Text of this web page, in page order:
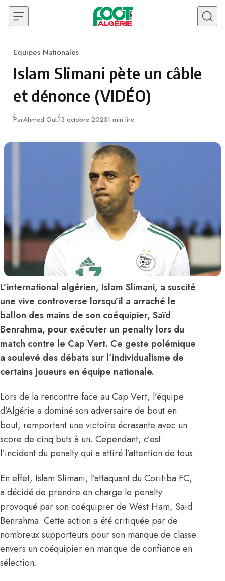
Skip to content
Category
Equipes Nationales
Islam Slimani pète un câble
et dénonce (VIDÉO)
ParAhmed Oul.Publié
13 octobre 20231 min lire
L’international algérien, Islam Slimani, a suscité
une vive controverse lorsqu’il a arraché le
ballon des mains de son coéquipier, Saïd
Benrahma, pour exécuter un penalty lors du
match contre le Cap Vert. Ce geste polémique
a soulevé des débats sur l’individualisme de
certains joueurs en équipe nationale.
Lors de la rencontre face au Cap Vert, l’équipe
d’Algérie a dominé son adversaire de bout en
bout, remportant une victoire écrasante avec un
score de cinq buts à un. Cependant, c’est
l’incident du penalty qui a attiré l’attention de tous.
En effet, Islam Slimani, l’attaquant du Coritiba FC,
a décidé de prendre en charge le penalty
provoqué par son coéquipier de West Ham, Saïd
Benrahma. Cette action a été critiquée par de
nombreux supporteurs pour son manque de classe
envers un coéquipier en manque de confiance en
sélection.